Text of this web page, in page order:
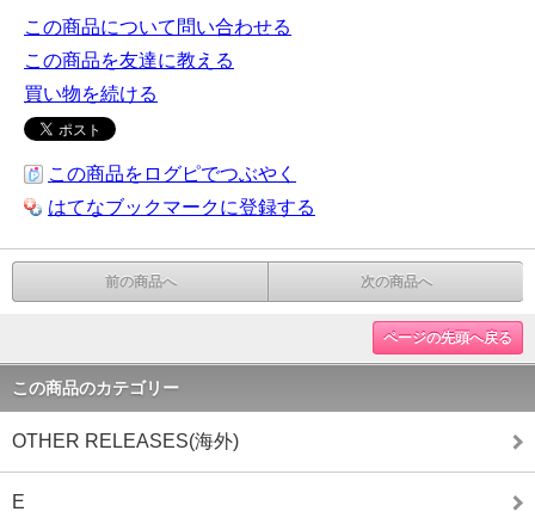
この商品について問い合わせる
この商品を友達に教える
買い物を続ける
この商品をログピでつぶやく
はてなブックマークに登録する
前の商品へ 次の商品へ
ページの先頭へ戻る
この商品のカテゴリー
OTHER RELEASES(海外)
E